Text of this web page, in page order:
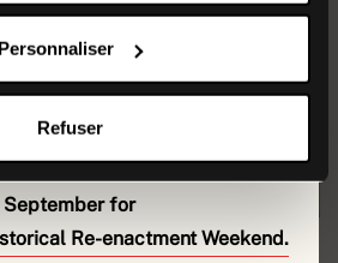
Personnaliser
Refuser
(inclusive).
teams are working behind the
collections and preparing
September for
Re-enactment Weekend.